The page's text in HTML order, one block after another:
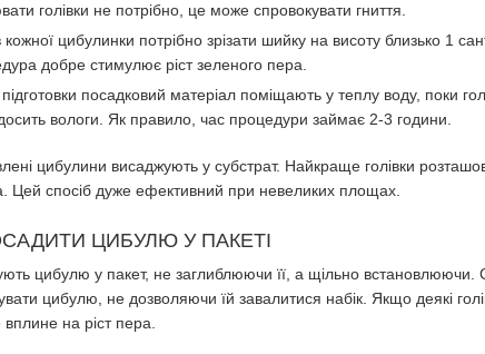
голівки не потрібно, це може спровокувати гниття.
кожної цибулинки потрібно зрізати шийку на висоту близько 1
добре стимулює ріст зеленого пера.
підготовки посадковий матеріал поміщають у теплу воду, поки
вологи. Як правило, час процедури займає 2-3 години.
цибулини висаджують у субстрат. Найкраще голівки
Цей спосіб дуже ефективний при невеликих площах.
ЦИБУЛЮ У ПАКЕТІ
цибулю у пакет, не заглиблюючи її, а щільно встановлюючи.
цибулю, не дозволяючи їй завалитися набік. Якщо деякі
на ріст пера.